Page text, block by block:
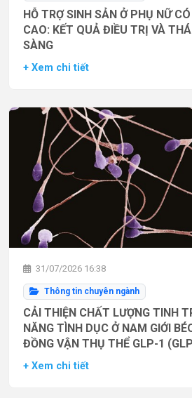
HỖ TRỢ SINH SẢN Ở PHỤ NỮ
CAO: KẾT QUẢ ĐIỀU TRỊ VÀ
SÀNG
+ Xem chi tiết
31/07/2026 16:38
Thông tin chuyên ngành
CẢI THIỆN CHẤT LƯỢNG TINH
NĂNG TÌNH DỤC Ở NAM GIỚI
ĐỒNG VẬN THỤ THỂ GLP-1
+ Xem chi tiết